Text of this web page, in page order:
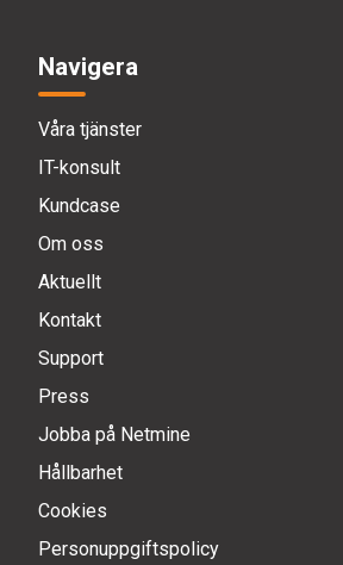
Navigera
Våra tjänster
IT-konsult
Kundcase
Om oss
Aktuellt
Kontakt
Support
Press
Jobba på Netmine
Hållbarhet
Cookies
Personuppgiftspolicy